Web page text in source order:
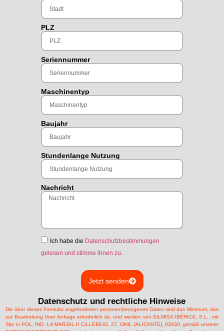
PLZ
Seriennummer
Maschinentyp
Baujahr
Stundenlange Nutzung
Nachricht
Ich habe die Datenschutzbestimmungen
gelesen und stimme ihnen zu
Jetzt senden
Datenschutz und rechtliche Hinweise
Die über dieses Formular angeforderten personenbezogenen Daten sind das Minimum, das
zur Bearbeitung Ihrer Anfrage erforderlich ist, und werden von SILMISA IBÉRICA, S.L., mit
Sitz in POL. IND. LA MARJAL II C/LLEBEIG, 27, ONIL (ALICANTE), 03430, gemäß unserer